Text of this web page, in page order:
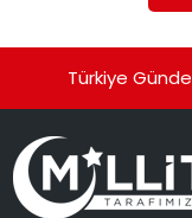
Türkiye